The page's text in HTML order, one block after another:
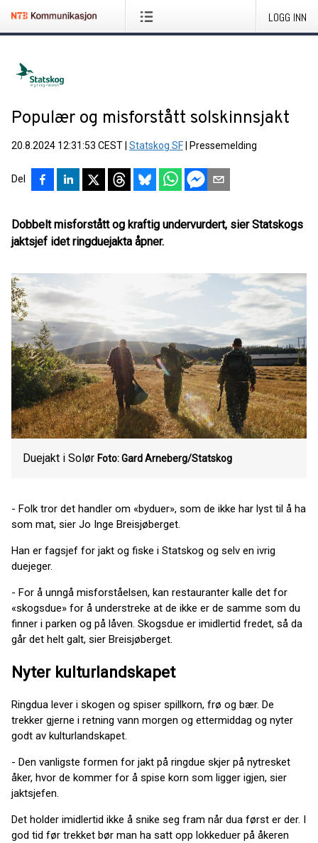
LOGG INN
Populær og misforstått solskinnsjakt
20.8.2024 12:31:53 CEST Statskog SF Pressemelding
Del
Dobbelt misforstått og kraftig undervurdert, sier Statskogs
jaktsjef idet ringduejakta åpner.
Duejakt i Solør Foto: Gard Arneberg/Statskog
- Folk tror det handler om «byduer», som de ikke har lyst til å ha
som mat, sier Jo Inge Breisjøberget.
Han er fagsjef for jakt og fiske i Statskog og selv en ivrig
duejeger.
- For å unngå misforståelsen, kan restauranter kalle det for
«skogsdue» for å understreke at de ikke er de samme som du
finner i parken og på låven. Skogsdue er imidlertid fredet, så da
går det helt galt, sier Breisjøberget.
Nyter kulturlandskapet
Ringdua lever i skogen og spiser spillkorn, frø og bær. De
trekker gjerne i retning vann morgen og ettermiddag og nyter
godt av kulturlandskapet.
- Den vanligste formen for jakt på ringdue skjer på nytresket
åker, hvor de kommer for å spise korn som ligger igjen, sier
jaktsjefen.
Det holder imidlertid ikke å snike seg fram når dua først er der. I
god tid før trekket bør man ha satt opp lokkeduer på åkeren